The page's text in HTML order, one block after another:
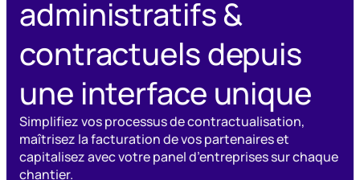
administratifs &
contractuels depuis
une interface unique
Simplifiez vos processus de contractualisation,
maîtrisez la facturation de vos partenaires et
capitalisez avec votre panel d’entreprises sur chaque
chantier.